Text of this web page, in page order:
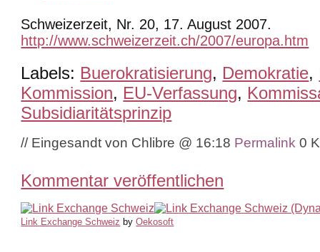
Schweizerzeit, Nr. 20, 17. August 2007.
http://www.schweizerzeit.ch/2007/europa.htm
Labels: Buerokratisierung, Demokratie,
Kommission, EU-Verfassung,
Subsidiaritätsprinzip
// Eingesandt von Chlibre @ 16:18 Permalink 0
Kommentar veröffentlichen
Link Exchange Schweiz byOekosoft